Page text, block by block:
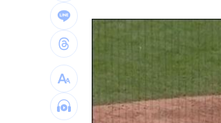
布雷克6局0失分 陳傑
交往3個月閃婚 姜厚
U17男排世界賽移地
律師+假慈濟青年吸金